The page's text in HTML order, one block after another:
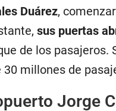
Duárez,
sus puertas
de los pasajeros.
millones de
Jorge